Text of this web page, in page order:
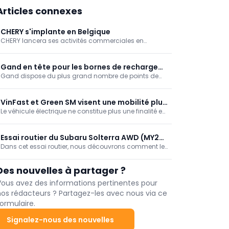
connexes
CHERY s'implante en Belgique
CHERY lancera ses activités commerciales en
concessionnaires et introduira les SUV hybrides et
hybrides rechargeables de la famille TIGGO.
Gand en tête pour les bornes de recharge
publiques
Gand dispose du plus grand nombre de points de
nettement en retrait. Une analyse de ParkBee met en
évidence les écarts régionaux.
VinFast et Green SM visent une mobilité plus
intégrée
Le véhicule électrique ne constitue plus une finalité en
services de mobilité forment un système de transport
plus efficace.
Essai routier du Subaru Solterra AWD (MY26)
(73,1 kWh – 252 kW/343 ch)
Dans cet essai routier, nous découvrons comment le
plus importante, une recharge plus rapide et des
performances tout-terrain impressionnantes en font
un crossover électrique bien plus abouti.
nouvelles à partager ?
avez des informations pertinentes pour
rédacteurs ? Partagez-les avec nous via ce
Signalez-nous des nouvelles